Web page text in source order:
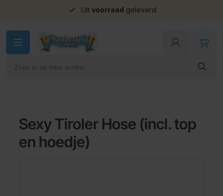
Uit voorraad geleverd
Sexy Tiroler Hose (incl. top
en hoedje)